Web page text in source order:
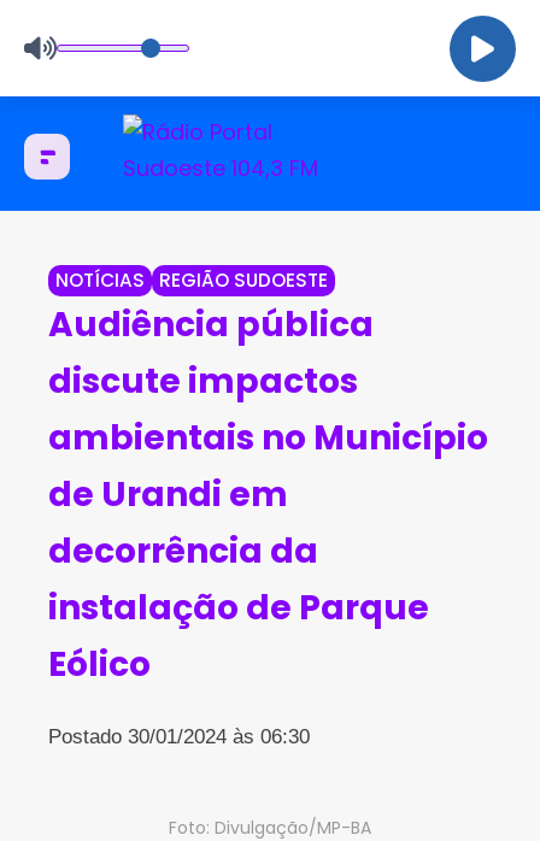
NOTÍCIAS REGIÃO SUDOESTE
Audiência pública
discute impactos
ambientais no Município
de Urandi em
decorrência da
instalação de Parque
Eólico
Postado 30/01/2024 às 06:30
Foto: Divulgação/MP-BA